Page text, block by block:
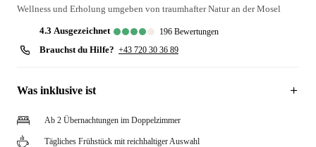
Wellness und Erholung umgeben von traumhafter Natur an der Mosel
4.3 ausgezeichnet 196 Bewertungen
Brauchst du Hilfe? +43 720 30 36 89
Was inklusive ist
Ab 2 Übernachtungen im Doppelzimmer
Tägliches Frühstück mit reichhaltiger Auswahl